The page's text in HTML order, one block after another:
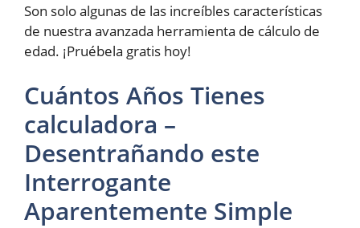
Son solo algunas de las increíbles características
de nuestra avanzada herramienta de cálculo de
edad. ¡Pruébela gratis hoy!
Cuántos Años Tienes
calculadora –
Desentrañando este
Interrogante
Aparentemente Simple